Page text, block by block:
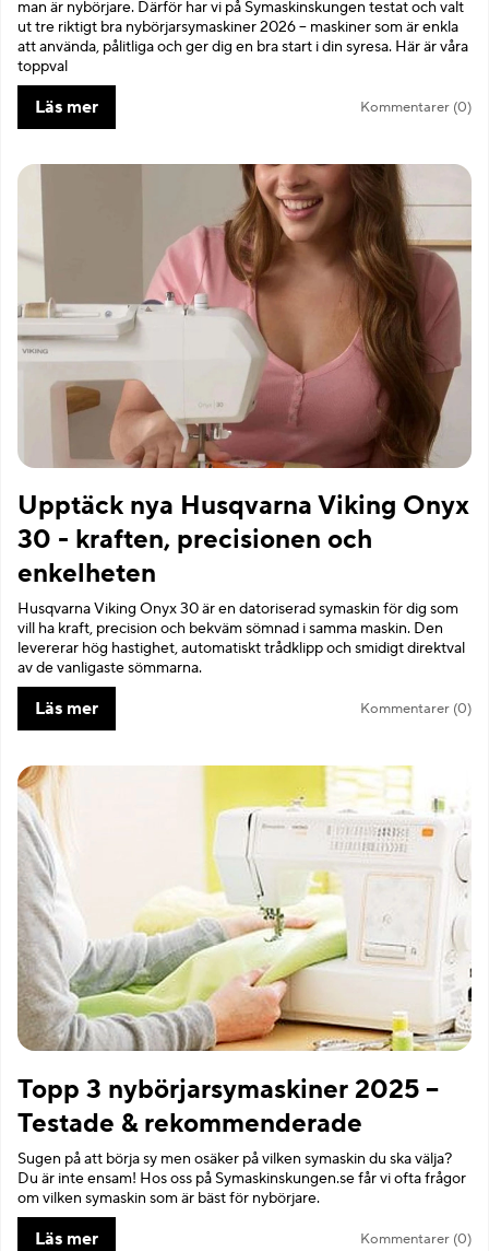
man är nybörjare. Därför har vi på Symaskinskungen testat och valt
ut tre riktigt bra nybörjarsymaskiner 2026 – maskiner som är enkla
att använda, pålitliga och ger dig en bra start i din syresa. Här är våra
toppval
Läs mer Kommentarer (0)
Upptäck nya Husqvarna Viking Onyx
30 - kraften, precisionen och
enkelheten
Husqvarna Viking Onyx 30 är en datoriserad symaskin för dig som
vill ha kraft, precision och bekväm sömnad i samma maskin. Den
levererar hög hastighet, automatiskt trådklipp och smidigt direktval
av de vanligaste sömmarna.
Läs mer Kommentarer (0)
Topp 3 nybörjarsymaskiner 2025 –
Testade & rekommenderade
Sugen på att börja sy men osäker på vilken symaskin du ska välja?
Du är inte ensam! Hos oss på Symaskinskungen.se får vi ofta frågor
om vilken symaskin som är bäst för nybörjare.
Läs mer Kommentarer (0)